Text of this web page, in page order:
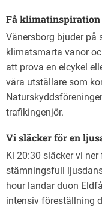
Få klimatinspiration
Vänersborg bjuder på
klimatsmarta vanor
att prova en elcykel
våra utställare som
trafikingenjör.
Vi släcker för en
Kl 20:30 släcker vi
stämningsfull
hour landar duon
intensiv föreställning